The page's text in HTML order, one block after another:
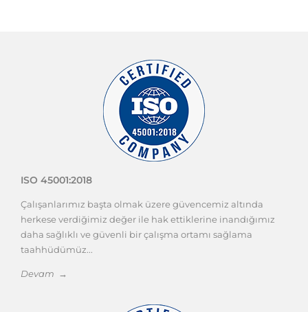
ISO 45001:2018
Çalışanlarımız başta olmak üzere güvencemiz altında
herkese verdiğimiz değer ile hak ettiklerine inandığımız
daha sağlıklı ve güvenli bir çalışma ortamı sağlama
taahhüdümüz...
Devam →